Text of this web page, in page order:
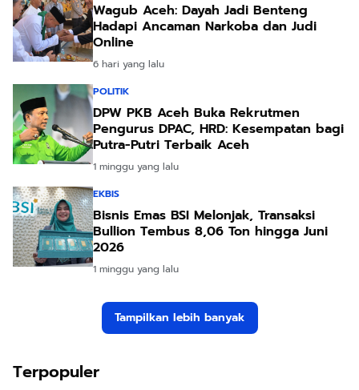
Wagub Aceh: Dayah Jadi Benteng
Hadapi Ancaman Narkoba dan Judi
Online
6 hari yang lalu
POLITIK
DPW PKB Aceh Buka Rekrutmen
Pengurus DPAC, HRD: Kesempatan bagi
Putra-Putri Terbaik Aceh
1 minggu yang lalu
EKBIS
Bisnis Emas BSI Melonjak, Transaksi
Bullion Tembus 8,06 Ton hingga Juni
2026
1 minggu yang lalu
Tampilkan lebih banyak
Terpopuler